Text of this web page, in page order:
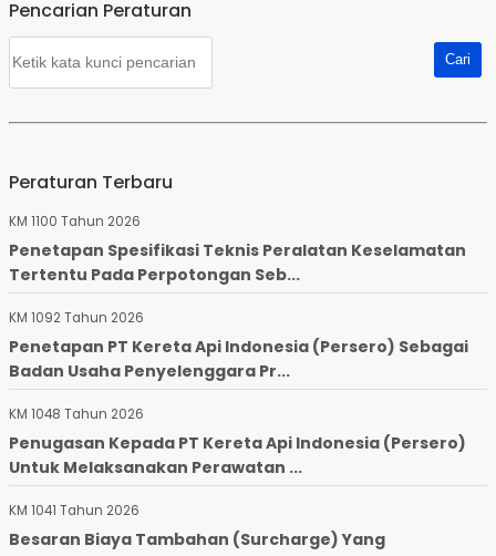
Pencarian Peraturan
Peraturan Terbaru
KM 1100 Tahun 2026
Penetapan Spesifikasi Teknis Peralatan Keselamatan
Tertentu Pada Perpotongan Seb...
KM 1092 Tahun 2026
Penetapan PT Kereta Api Indonesia (Persero) Sebagai
Badan Usaha Penyelenggara Pr...
KM 1048 Tahun 2026
Penugasan Kepada PT Kereta Api Indonesia (Persero)
Untuk Melaksanakan Perawatan ...
KM 1041 Tahun 2026
Besaran Biaya Tambahan (Surcharge) Yang